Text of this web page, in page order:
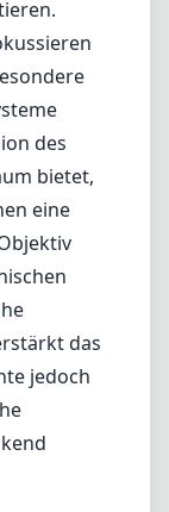
bei offener Blende
verbessert,
bedeutet,
profitieren.
für jeden geeignet
gewöhnt
kreativen
zudem über keine
Vintage-
einfache